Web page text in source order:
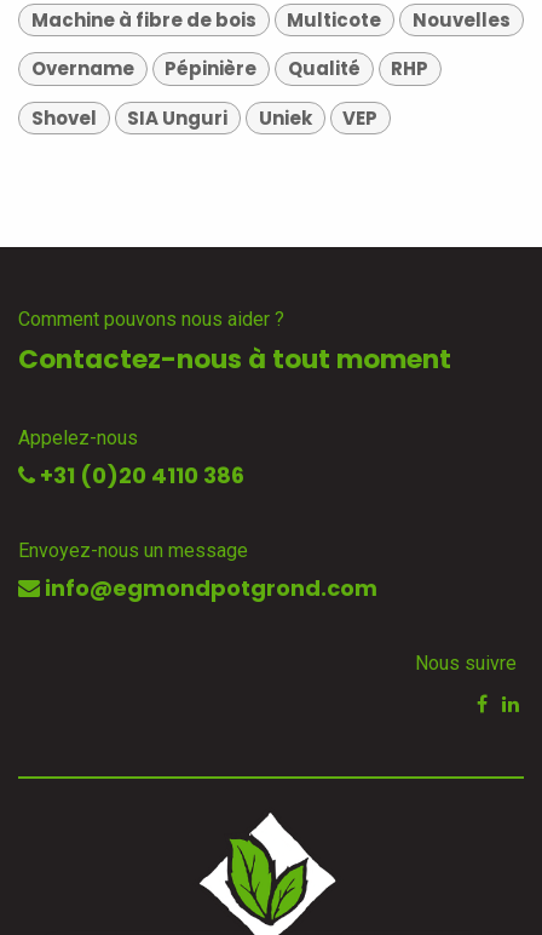
Machine à fibre de bois
Multicote
Nouvelles
Overname
Pépinière Qualité
RHP
Shovel
SIA Unguri Uniek VEP
Comment pouvons nous aider ?
Contactez-nous à tout moment
Appelez-nous
+31 (0)20 4110 386
Envoyez-nous un message
info@egmondpotgrond.com
Nous suivre